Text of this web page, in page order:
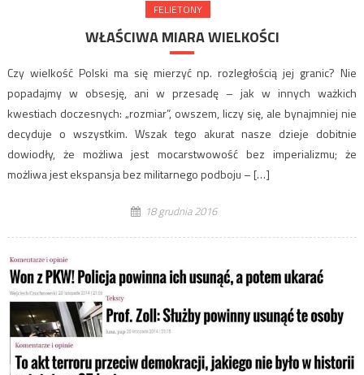
FELIETONY
WŁAŚCIWA MIARA WIELKOŚCI
Czy wielkość Polski ma się mierzyć np. rozległością jej granic? Nie
popadajmy w obsesję, ani w przesadę – jak w innych ważkich
kwestiach doczesnych: „rozmiar”, owszem, liczy się, ale bynajmniej nie
decyduje o wszystkim. Wszak tego akurat nasze dzieje dobitnie
dowiodły, że możliwa jest mocarstwowość bez imperializmu; że
możliwa jest ekspansja bez militarnego podboju – […]
18 grudnia 2016